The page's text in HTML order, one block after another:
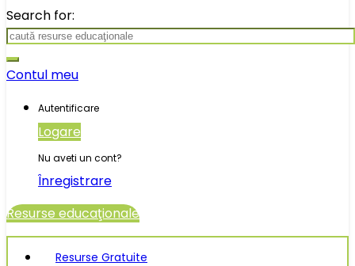
Search for:
Contul meu
Autentificare
Logare
Nu aveti un cont?
Înregistrare
Resurse educaţionale
Resurse Gratuite